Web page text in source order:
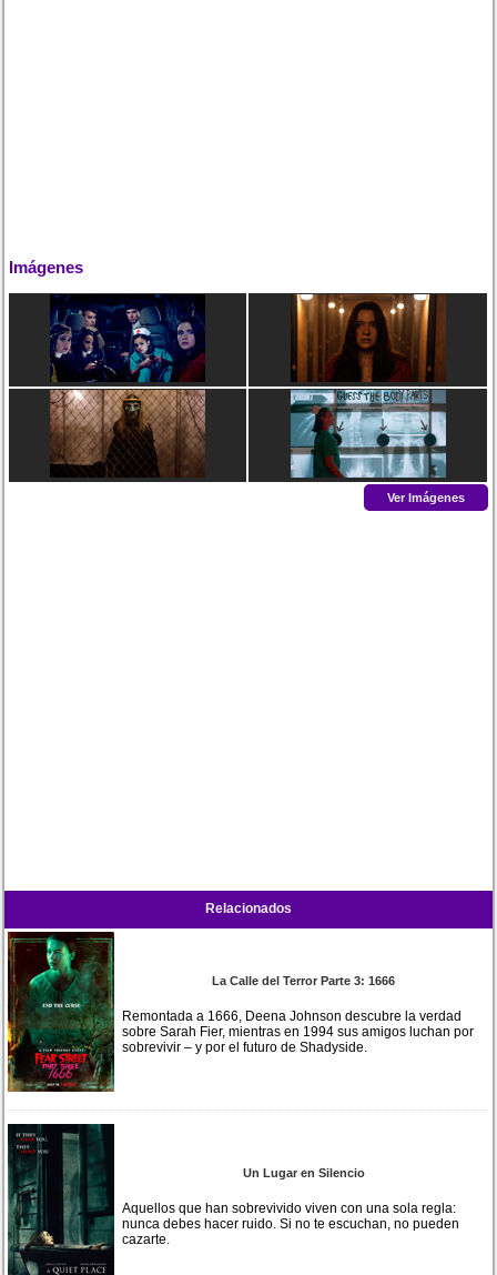
Imágenes
Ver Imágenes
Relacionados
La Calle del Terror Parte 3: 1666
Remontada a 1666, Deena Johnson descubre la verdad
sobre Sarah Fier, mientras en 1994 sus amigos luchan por
sobrevivir – y por el futuro de Shadyside.
Un Lugar en Silencio
Aquellos que han sobrevivido viven con una sola regla:
nunca debes hacer ruido. Si no te escuchan, no pueden
cazarte.